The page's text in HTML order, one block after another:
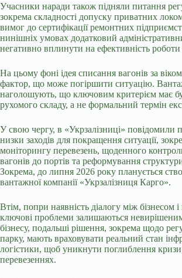
Учасники наради також підняли питання
зокрема складності допуску приватних
вимог до сертифікації ремонтних
нинішніх умовах додатковий
негативно вплинути на ефективність роботи
На цьому фоні ідея списання вагонів за
фактор, що може погіршити ситуацію.
наголошують, що ключовим критерієм має
рухомого складу, а не формальний термін
У свою чергу, в «Укрзалізниці» повідомили
низки заходів для покращення ситуації,
моніторингу перевезень, щоденного
вагонів до портів та реформування
Зокрема, до липня 2026 року планується
вантажної компанії «Укрзалізниця Карго».
Втім, попри наявність діалогу між бізнесом
ключові проблеми залишаються
бізнесу, подальші рішення, зокрема щодо
парку, мають враховувати реальний стан
логістики, щоб уникнути поглиблення
перевезеннях.